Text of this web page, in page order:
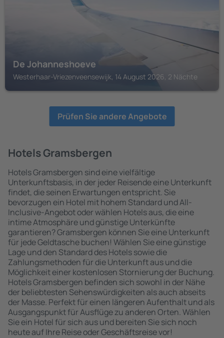
De Johanneshoeve
Westerhaar-Vriezenveensewijk, 14 August 2026, 2 Nächte
Prüfen Sie andere Angebote
Hotels Gramsbergen
Hotels Gramsbergen sind eine vielfältige
Unterkunftsbasis, in der jeder Reisende eine Unterkunft
findet, die seinen Erwartungen entspricht. Sie
bevorzugen ein Hotel mit hohem Standard und All-
Inclusive-Angebot oder wählen Hotels aus, die eine
intime Atmosphäre und günstige Unterkünfte
garantieren? Gramsbergen können Sie eine Unterkunft
für jede Geldtasche buchen! Wählen Sie eine günstige
Lage und den Standard des Hotels sowie die
Zahlungsmethoden für die Unterkunft aus und die
Möglichkeit einer kostenlosen Stornierung der Buchung.
Hotels Gramsbergen befinden sich sowohl in der Nähe
der beliebtesten Sehenswürdigkeiten als auch abseits
der Masse. Perfekt für einen längeren Aufenthalt und als
Ausgangspunkt für Ausflüge zu anderen Orten. Wählen
Sie ein Hotel für sich aus und bereiten Sie sich noch
heute auf Ihre Reise oder Geschäftsreise vor!